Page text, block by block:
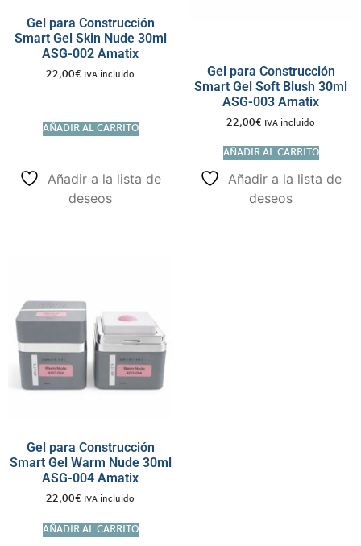
Gel para Construcción
Smart Gel Skin Nude 30ml
ASG-002 Amatix
22,00€ IVA incluido
AÑADIR AL CARRITO
Añadir a la lista de
deseos
Gel para Construcción
Smart Gel Soft Blush 30ml
ASG-003 Amatix
22,00€ IVA incluido
AÑADIR AL CARRITO
Añadir a la lista de
deseos
Gel para Construcción
Smart Gel Warm Nude 30ml
ASG-004 Amatix
22,00€ IVA incluido
AÑADIR AL CARRITO